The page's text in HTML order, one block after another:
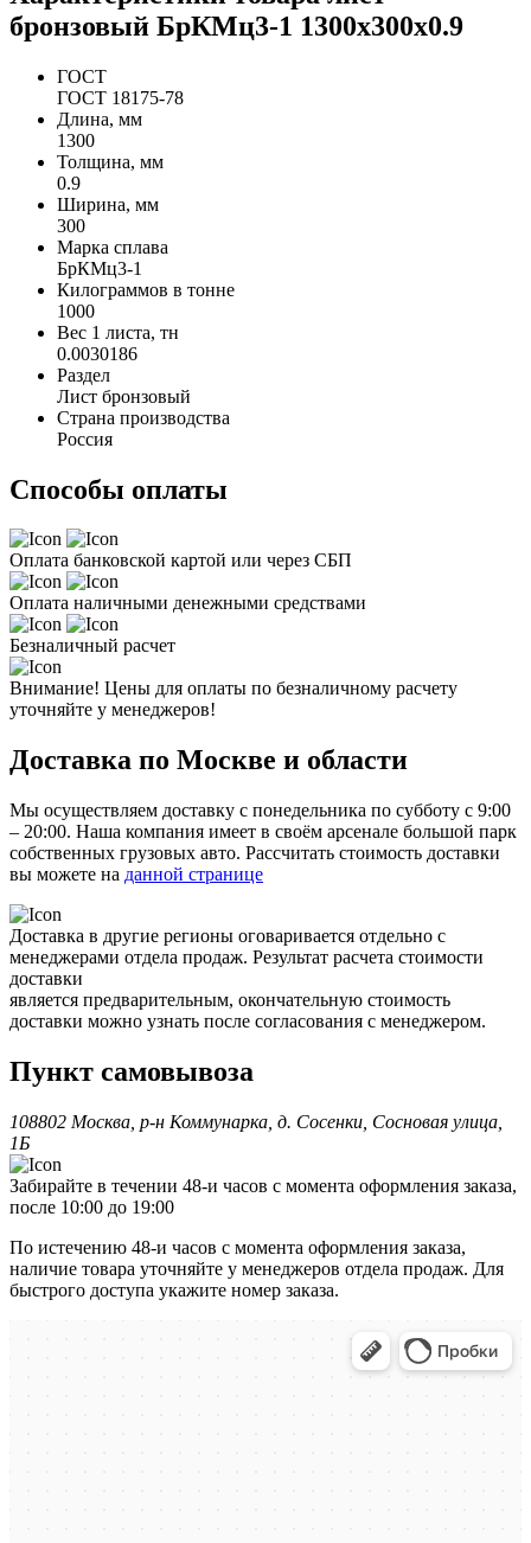
бронзовый БрКМц3-1 1300х300х0.9
ГОСТ
ГОСТ 18175-78
Длина, мм
1300
Толщина, мм
0.9
Ширина, мм
300
Марка сплава
БрКМц3-1
Килограммов в тонне
1000
Вес 1 листа, тн
0.0030186
Раздел
Лист бронзовый
Страна производства
Россия
Способы оплаты
Оплата банковской картой или через СБП
Оплата наличными денежными средствами
Безналичный расчет
Внимание! Цены для оплаты по безналичному расчету
уточняйте у менеджеров!
Доставка по Москве и области
Мы осуществляем доставку с понедельника по субботу с 9:00
– 20:00. Наша компания имеет в своём арсенале большой парк
собственных грузовых авто. Рассчитать стоимость доставки
вы можете на данной странице
Доставка в другие регионы оговаривается отдельно с
менеджерами отдела продаж. Результат расчета стоимости
доставки
является предварительным, окончательную стоимость
доставки можно узнать после согласования с менеджером.
Пункт самовывоза
108802 Москва, р-н Коммунарка, д. Сосенки, Сосновая улица,
1Б
Забирайте в течении 48-и часов с момента оформления заказа,
после 10:00 до 19:00
По истечению 48-и часов с момента оформления заказа,
наличие товара уточняйте у менеджеров отдела продаж. Для
быстрого доступа укажите номер заказа.